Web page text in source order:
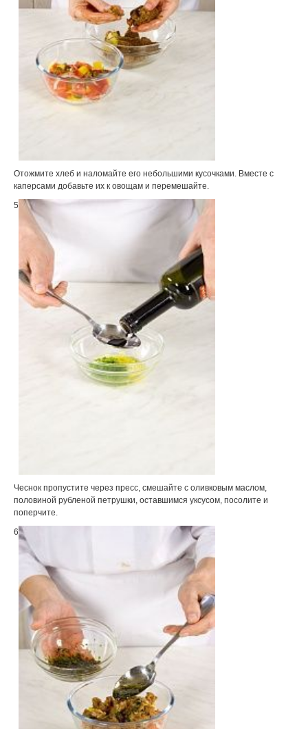
Отожмите хлеб и наломайте его небольшими кусочками. Вместе с
каперсами добавьте их к овощам и перемешайте.
5
Чеснок пропустите через пресс, смешайте с оливковым маслом,
половиной рубленой петрушки, оставшимся уксусом, посолите и
поперчите.
6